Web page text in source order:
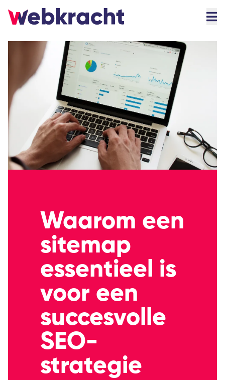
Waarom een
sitemap
essentieel is
voor een
succesvolle
SEO-
strategie